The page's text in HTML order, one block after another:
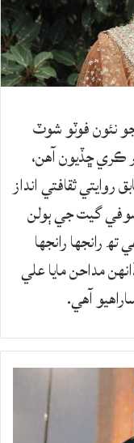
نئون فوٽو شوٽ
ڪري ڇڏيون آهن،
ثقافتي انداز
گيت جي ٻولن
رانجها رانجها
مداحن مايا علي
آهي.